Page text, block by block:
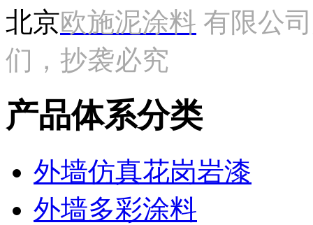
北京欧施泥涂料 有限公
们，抄袭必究
产品体系分类
外墙仿真花岗岩漆
外墙多彩涂料